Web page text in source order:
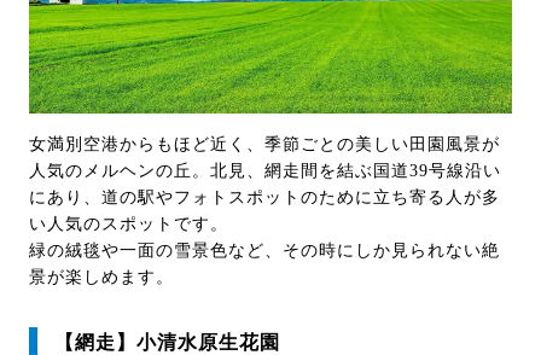
女満別空港からもほど近く、季節ごとの美しい田園風景が
人気のメルヘンの丘。北見、網走間を結ぶ国道39号線沿い
にあり、道の駅やフォトスポットのために立ち寄る人が多
い人気のスポットです。
緑の絨毯や一面の雪景色など、その時にしか見られない絶
景が楽しめます。
【網走】小清水原生花園